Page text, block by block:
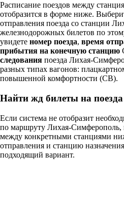
Расписание поездов между
отобразится в форме ниже.
отправления поезда со станции
железнодорожных билетов по
увидете номер поезда, время
прибытия на конечную станцию
следования поезда Лихая-
разных типах вагонов:
повышенной комфортности (СВ).
Найти жд билеты на
Если система не отобразит
по маршруту Лихая-Симферополь,
между конкретными станциями
отправления и станцию
подходящий вариант.